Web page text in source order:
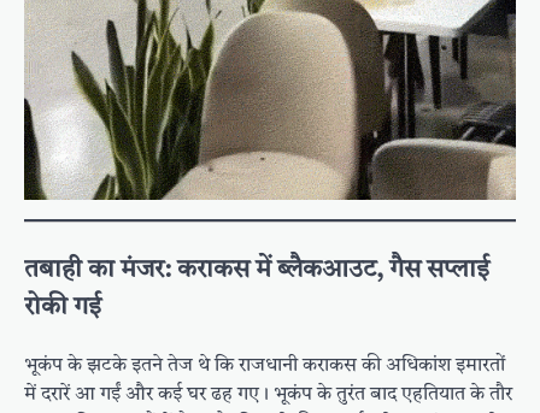
तबाही का मंजर: कराकस में ब्लैकआउट, गैस सप्लाई
रोकी गई
भूकंप के झटके इतने तेज थे कि राजधानी कराकस की अधिकांश इमारतों
में दरारें आ गईं और कई घर ढह गए। भूकंप के तुरंत बाद एहतियात के तौर